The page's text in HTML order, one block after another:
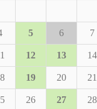
5 6 7
12 13 14
19 20 21
26 27 28